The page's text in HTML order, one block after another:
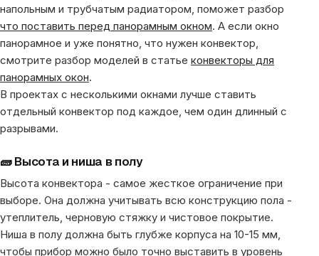
напольным и трубчатым радиатором, поможет разбор
что поставить перед панорамным окном. А если окно
панорамное и уже понятно, что нужен конвектор,
смотрите разбор моделей в статье конвекторы для
панорамных окон.
В проектах с несколькими окнами лучше ставить
отдельный конвектор под каждое, чем один длинный с
разрывами.
🧱 Высота и ниша в полу
Высота конвектора - самое жесткое ограничение при
выборе. Она должна учитывать всю конструкцию пола -
утеплитель, черновую стяжку и чистовое покрытие.
Ниша в полу должна быть глубже корпуса на 10-15 мм,
чтобы прибор можно было точно выставить в уровень